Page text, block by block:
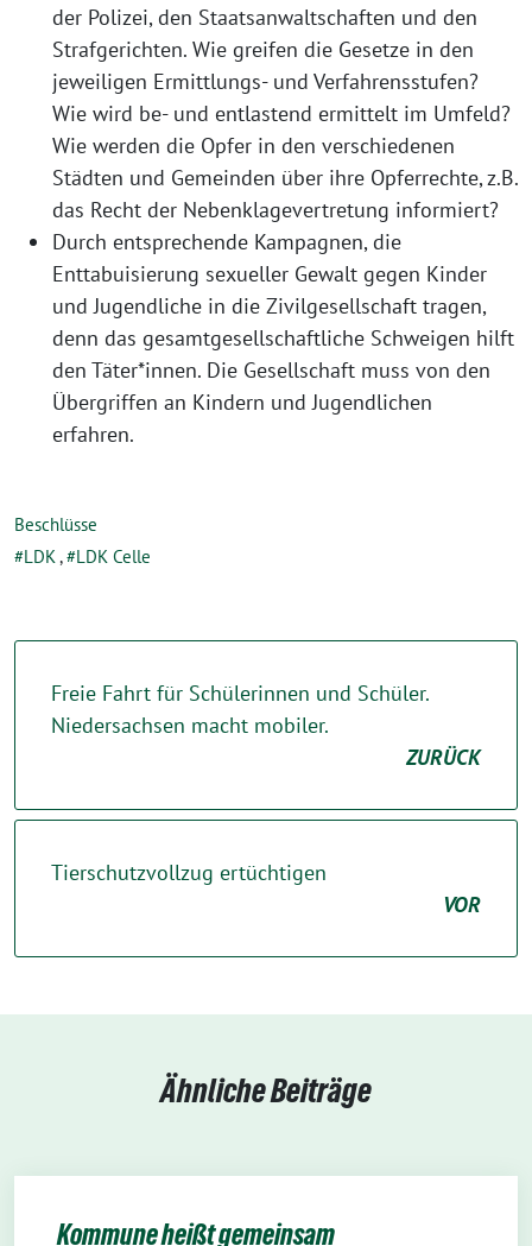
der Polizei, den Staatsanwaltschaften und den
Strafgerichten. Wie greifen die Gesetze in den
jeweiligen Ermittlungs- und Verfahrensstufen?
Wie wird be- und entlastend ermittelt im Umfeld?
Wie werden die Opfer in den verschiedenen
Städten und Gemeinden über ihre Opferrechte, z.B.
das Recht der Nebenklagevertretung informiert?
Durch entsprechende Kampagnen, die
Enttabuisierung sexueller Gewalt gegen Kinder
und Jugendliche in die Zivilgesellschaft tragen,
denn das gesamtgesellschaftliche Schweigen hilft
den Täter*innen. Die Gesellschaft muss von den
Übergriffen an Kindern und Jugendlichen
erfahren.
Beschlüsse
LDK, LDK Celle
Freie Fahrt für Schülerinnen und Schüler.
Niedersachsen macht mobiler.
ZURÜCK
Tierschutzvollzug ertüchtigen
VOR
Ähnliche Beiträge
Kommune heißt gemeinsam